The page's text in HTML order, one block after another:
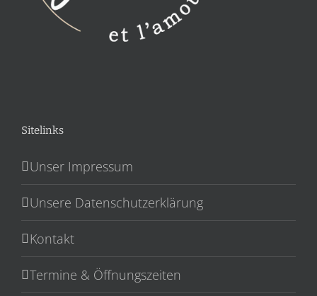
Sitelinks
Unser Impressum
Unsere Datenschutzerklärung
Kontakt
Termine & Öffnungszeiten